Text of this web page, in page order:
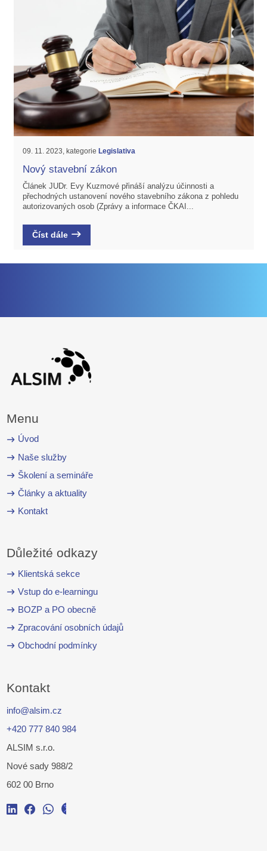
09. 11. 2023, kategorie Legislativa
Nový stavební zákon
Článek JUDr. Evy Kuzmové přináší analýzu účinnosti a
přechodných ustanovení nového stavebního zákona z pohledu
autorizovaných osob (Zprávy a informace ČKAI...
Číst dále
Menu
Úvod
Naše služby
Školení a semináře
Články a aktuality
Kontakt
Důležité odkazy
Klientská sekce
Vstup do e-learningu
BOZP a PO obecně
Zpracování osobních údajů
Obchodní podmínky
Kontakt
info@alsim.cz
+420 777 840 984
ALSIM s.r.o.
Nové sady 988/2
602 00 Brno